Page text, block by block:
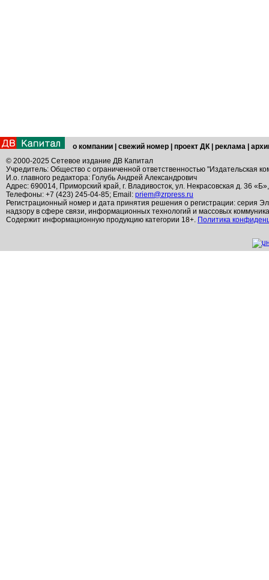
о компании свежий номер проект ДК реклама
© 2000-2025 Сетевое издание ДВ Капитал
Учредитель: Общество с ограниченной ответственностью "Издательская
И.о. главного редактора: Голубь Андрей Александрович
Адрес: 690014, Приморский край, г. Владивосток, ул. Некрасовская д. 36
Телефоны: +7 (423) 245-04-85; Email: priem@zrpress.ru
Регистрационный номер и дата принятия решения о регистрации: серия
надзору в сфере связи, информационных технологий и массовых
Содержит информационную продукцию категории 18+. Политика